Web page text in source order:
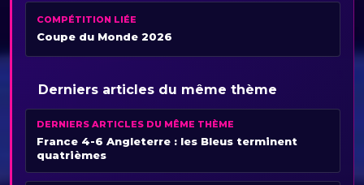
COMPÉTITION LIÉE
Coupe du Monde 2026
Derniers articles du même thème
DERNIERS ARTICLES DU MÊME THÈME
France 4-6 Angleterre : les Bleus terminent
quatrièmes